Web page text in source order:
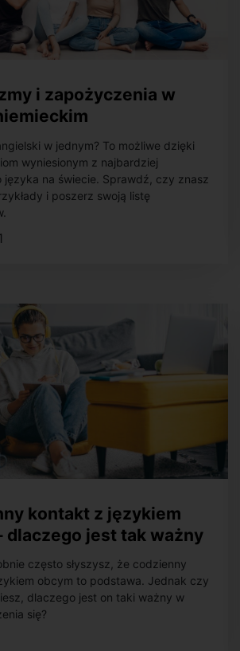
i zapożyczenia w
w jednym? To możliwe dzięki
wyniesionym z najbardziej
języka na świecie. Sprawdź, czy znasz
i poszerz swoją listę
kontakt z językiem
dlaczego jest tak ważny
uczenia się?
często słyszysz, że codzienny
obcym to podstawa. Jednak czy
dlaczego jest on taki ważny w
się?